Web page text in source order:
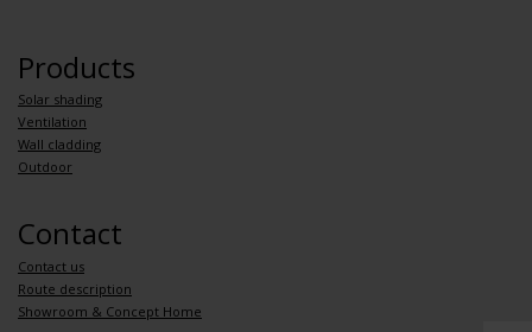
Products
Solar shading
Ventilation
Wall cladding
Outdoor
Contact
Contact us
Route description
Showroom & Concept Home